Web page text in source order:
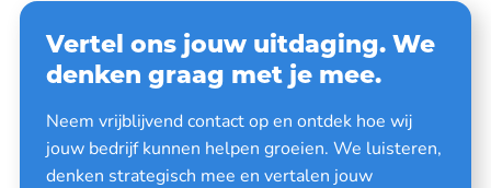
Vertel ons jouw uitdaging. We
denken graag met je mee.
Neem vrijblijvend contact op en ontdek hoe wij
jouw bedrijf kunnen helpen groeien. We luisteren,
denken strategisch mee en vertalen jouw